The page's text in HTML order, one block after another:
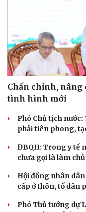
Chấn chỉnh, nâng
tình hình mới
Phó Chủ tịch
phải tiên phong,
ĐBQH: Trong y tế
chưa gọi là làm
Hội đồng nhân
cấp ở thôn, tổ dân
Phó Thủ tướng dự